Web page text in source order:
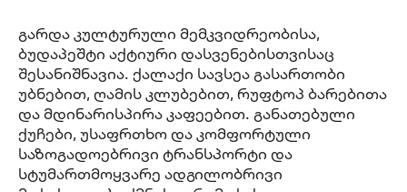
გარდა კულტურული მემკვიდრეობისა,
ბუდაპეშტი აქტიური დასვენებისთვისაც
შესანიშნავია. ქალაქი სავსეა გასართობი
უბნებით, ღამის კლუბებით, რუფტოპ ბარებითა
და მდინარისპირა კაფეებით. განათებული
ქუჩები, უსაფრთხო და კომფორტული
საზოგადოებრივი ტრანსპორტი და
სტუმართმოყვარე ადგილობრივი